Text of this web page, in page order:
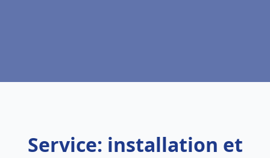
Service: installation et